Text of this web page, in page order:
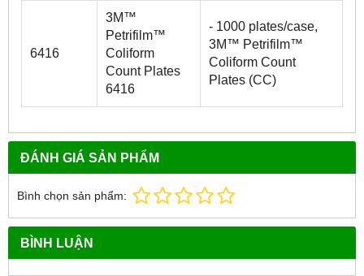
6416
3M™
Petrifilm™
Coliform
Count Plates
6416
- 1000 plates/case,
3M™ Petrifilm™
Coliform Count
Plates (CC)
ĐÁNH GIÁ SẢN PHẨM
Bình chọn sản phẩm:
BÌNH LUẬN